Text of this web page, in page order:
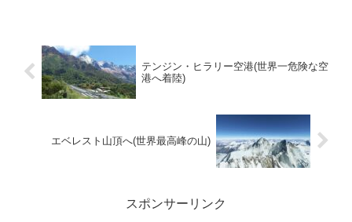
テンジン・ヒラリー空港(世界一危険な空
港へ着陸)
エベレスト山頂へ(世界最高峰の山)
スポンサーリンク